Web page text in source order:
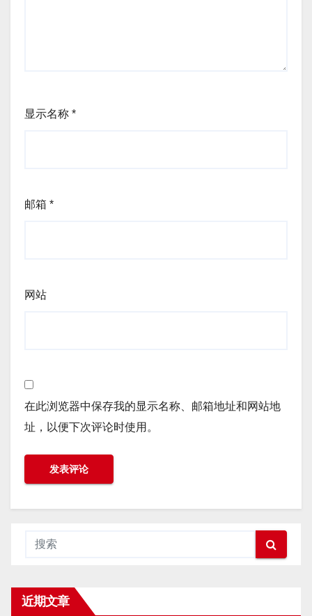
显示名称 *
邮箱 *
网站
在此浏览器中保存我的显示名称、邮箱地址和网站地
址，以便下次评论时使用。
近期文章